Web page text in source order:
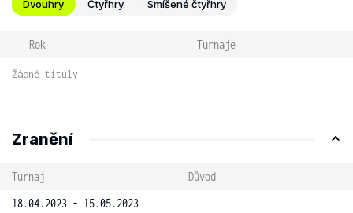
Dvouhry Čtyřhry Smíšené čtyřhry
Rok Turnaje
Žádné tituly
Zranění
Turnaj
Důvod
18.04.2023 - 15.05.2023